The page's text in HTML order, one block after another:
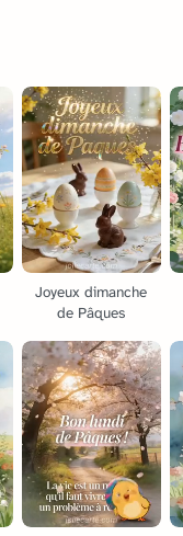
Joyeux dimanche
de Pâques